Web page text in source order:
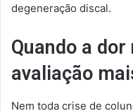
degeneração discal.
Quando a
avaliação
Nem toda crise de